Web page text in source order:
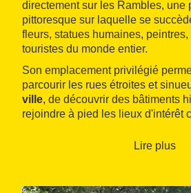
directement sur les Rambles, une
pittoresque sur laquelle se
fleurs, statues humaines,
touristes du monde entier.
Son emplacement privilégié
parcourir les rues étroites et
ville, de découvrir des bâtiments
rejoindre à pied les lieux d'intérêt
Lire plus